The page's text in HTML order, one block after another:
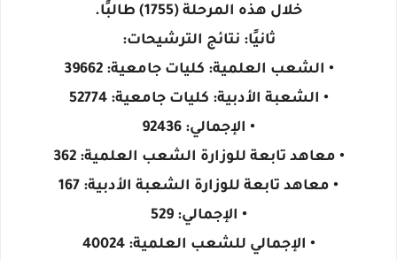
خلال هذه المرحلة (1755) طالبًا.
ثانيًا: نتائج الترشيحات:
• الشعب العلمية: كليات جامعية: 39662
• الشعبة الأدبية: كليات جامعية: 52774
• الإجمالي: 92436
• معاهد تابعة للوزارة الشعب العلمية: 362
• معاهد تابعة للوزارة الشعبة الأدبية: 167
• الإجمالي: 529
• الإجمالي للشعب العلمية: 40024